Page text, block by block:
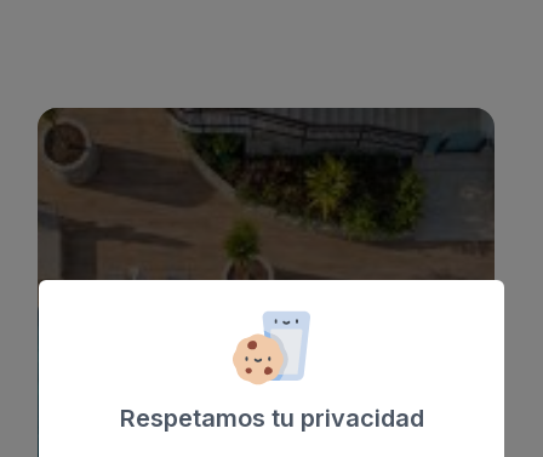
SUNSET SUITES BY BULL
***
Respetamos tu privacidad